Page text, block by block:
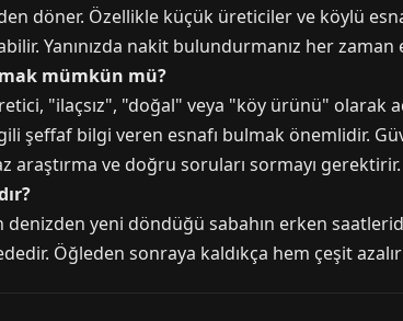
döner. Özellikle küçük üreticiler ve köylü
Yanınızda nakit bulundurmanız her zaman
mümkün mü?
"ilaçsız", "doğal" veya "köy ürünü" olarak
şeffaf bilgi veren esnafı bulmak önemlidir.
araştırma ve doğru soruları sormayı gerektirir.
denizden yeni döndüğü sabahın erken
Öğleden sonraya kaldıkça hem çeşit